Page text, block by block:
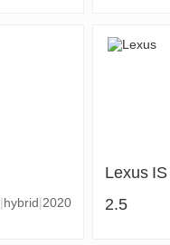
2020
hybrid
Lexus IS
2.5